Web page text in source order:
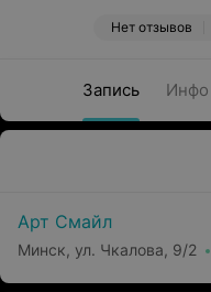
Нет отзывов
Запись Инфо
Арт Смайл
Минск, ул. Чкалова, 9/2